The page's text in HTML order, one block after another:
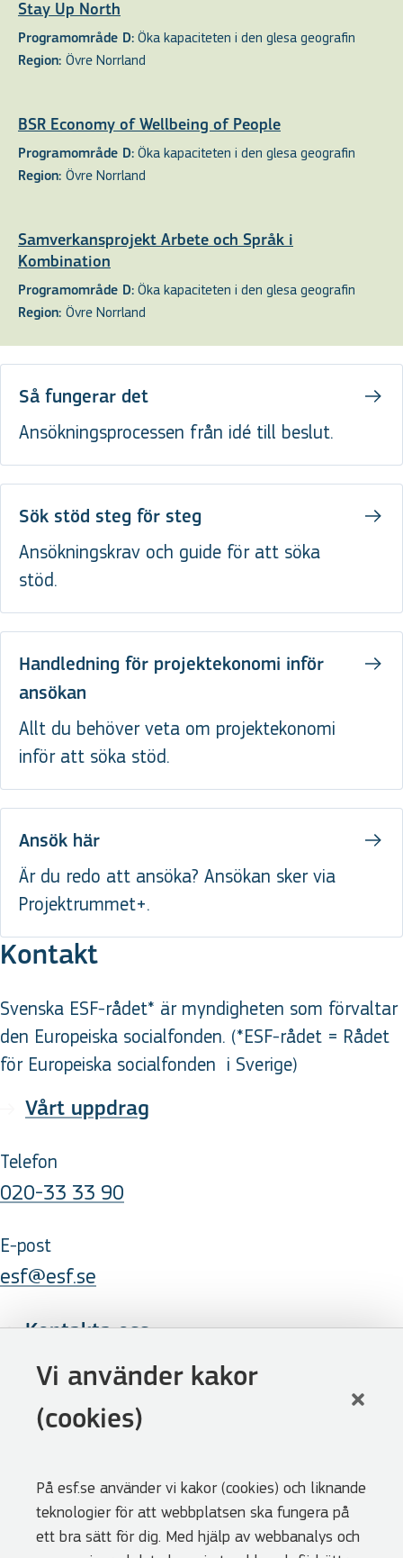
Vi använder kakor
(cookies)
På esf.se använder vi kakor (cookies) och liknande
teknologier för att webbplatsen ska fungera på
ett bra sätt för dig. Med hjälp av webbanalys och
Stay Up North
Programområde D: Öka kapaciteten i den glesa geografin
Region: Övre Norrland
BSR Economy of Wellbeing of People
Programområde D: Öka kapaciteten i den glesa geografin
Region: Övre Norrland
Samverkansprojekt Arbete och Språk i
Kombination
Programområde D: Öka kapaciteten i den glesa geografin
Region: Övre Norrland
Så fungerar det
Ansökningsprocessen från idé till beslut.
Sök stöd steg för steg
Ansökningskrav och guide för att söka
stöd.
Handledning för projektekonomi inför
ansökan
Allt du behöver veta om projektekonomi
inför att söka stöd.
Ansök här
Är du redo att ansöka? Ansökan sker via
Projektrummet+.
Kontakt
Svenska ESF-rådet* är myndigheten som förvaltar
den Europeiska socialfonden. (*ESF-rådet = Rådet
för Europeiska socialfonden i Sverige)
Vårt uppdrag
Telefon
020-33 33 90
E-post
esf@esf.se
Kontakta oss
Följ oss
LinkedIn
Genvägar